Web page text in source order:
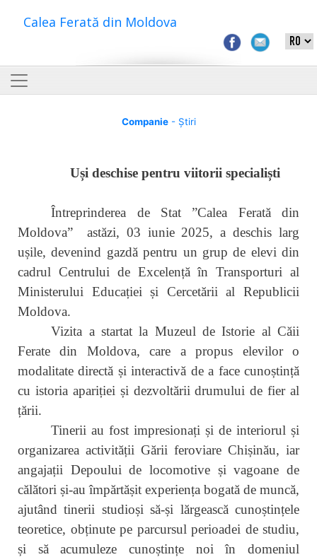
Calea Ferată din Moldova
Companie- Știri
Uși deschise pentru viitorii specialiști
Întreprinderea de Stat ”Calea Ferată din
Moldova” astăzi, 03 iunie 2025, a deschis larg
ușile, devenind gazdă pentru un grup de elevi din
cadrul Centrului de Excelență în Transporturi al
Ministerului Educației și Cercetării al Republicii
Moldova.
Vizita a startat la Muzeul de Istorie al Căii
Ferate din Moldova, care a propus elevilor o
modalitate directă și interactivă de a face cunoștință
cu istoria apariției și dezvoltării drumului de fier al
țării.
Tinerii au fost impresionați și de interiorul și
organizarea activității Gării feroviare Chișinău, iar
angajații Depoului de locomotive și vagoane de
călători și-au împărtășit experiența bogată de muncă,
ajutând tinerii studioși să-și lărgească cunoștințele
teoretice, obținute pe parcursul perioadei de studiu,
și să acumuleze cunoștințe noi în domeniul